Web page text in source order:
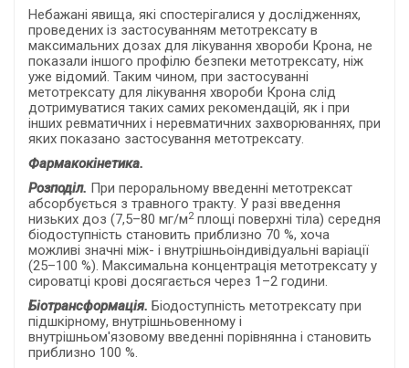
Небажані явища, які спостерігалися у дослідженнях,
проведених із застосуванням метотрексату в
максимальних дозах для лікування хвороби Крона, не
показали іншого профілю безпеки метотрексату, ніж
уже відомий. Таким чином, при застосуванні
метотрексату для лікування хвороби Крона слід
дотримуватися таких самих рекомендацій, як і при
інших ревматичних і неревматичних захворюваннях, при
яких показано застосування метотрексату.
Фармакокінетика.
Розподіл. При пероральному введенні метотрексат
абсорбується з травного тракту. У разі введення
низьких доз (7,5–80 мг/м2площі поверхні тіла) середня
біодоступність становить приблизно 70 %, хоча
можливі значні між- і внутрішньоіндивідуальні варіації
(25–100 %). Максимальна концентрація метотрексату у
сироватці крові досягається через 1–2 години.
Біотрансформація. Біодоступність метотрексату при
підшкірному, внутрішньовенному і
внутрішньом'язовому введенні порівнянна і становить
приблизно 100 %.